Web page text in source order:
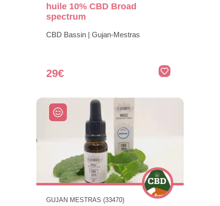
huile 10% CBD Broad
spectrum
CBD Bassin | Gujan-Mestras
29€
GUJAN MESTRAS (33470)